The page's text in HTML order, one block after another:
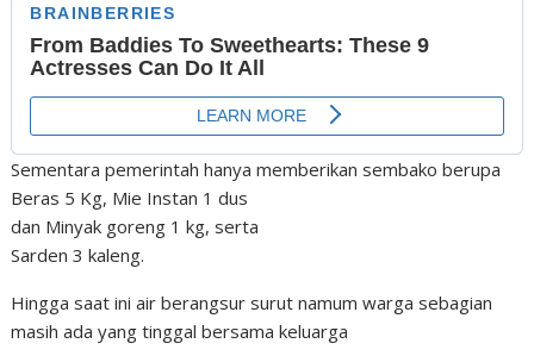
Sementara pemerintah hanya memberikan sembako berupa
Beras 5 Kg, Mie Instan 1 dus
dan Minyak goreng 1 kg, serta
Sarden 3 kaleng.
Hingga saat ini air berangsur surut namum warga sebagian
masih ada yang tinggal bersama keluarga